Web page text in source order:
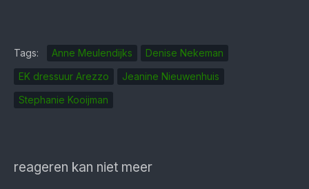
Tags: Anne Meulendijks
Denise Nekeman
EK dressuur Arezzo
Jeanine Nieuwenhuis
Stephanie Kooijman
reageren kan niet meer